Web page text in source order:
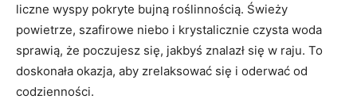
liczne wyspy pokryte bujną roślinnością. Świeży
powietrze, szafirowe niebo i krystalicznie⁣ czysta woda
sprawią, że poczujesz się, jakbyś⁣ znalazł się w raju. To ​
doskonała okazja, aby zrelaksować się i oderwać od
codzienności.